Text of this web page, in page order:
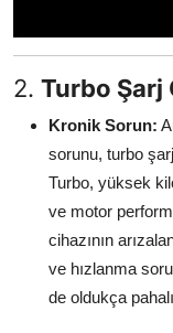
2. Turbo Şarj
Kronik Sorun:
sorunu, turbo
Turbo, yüksek
ve motor
cihazının
ve hızlanma
de oldukça